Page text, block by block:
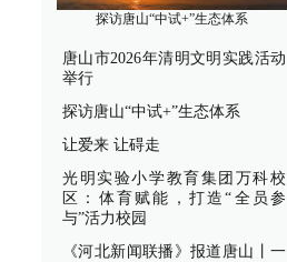
探访唐山“中试+”生态体系
唐山市2026年清明文明实践活动
举行
探访唐山“中试+”生态体系
让爱来 让碍走
光明实验小学教育集团万科校
区：体育赋能，打造“全员参
与”活力校园
《河北新闻联播》报道唐山丨一